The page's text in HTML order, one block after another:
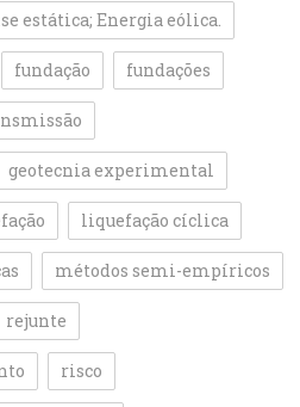
estática; Energia eólica.
fundação fundações
geotecnia experimental
liquefação cíclica
métodos semi-empíricos
rejunte
risco